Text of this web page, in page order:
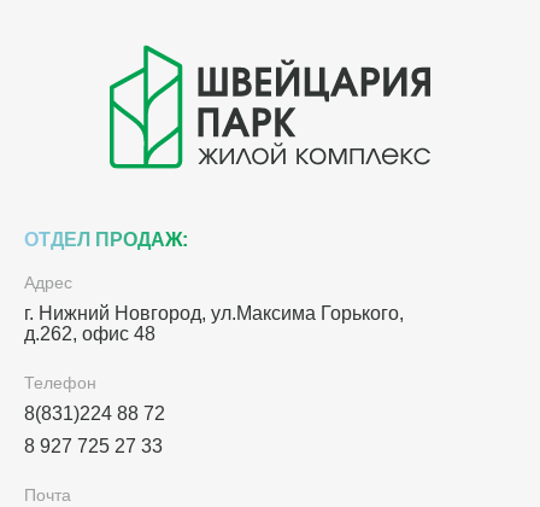
ОТДЕЛ ПРОДАЖ:
Адрес
г. Нижний Новгород, ул.Максима Горького,
д.262, офис 48
Телефон
8(831)224 88 72
8 927 725 27 33
Почта